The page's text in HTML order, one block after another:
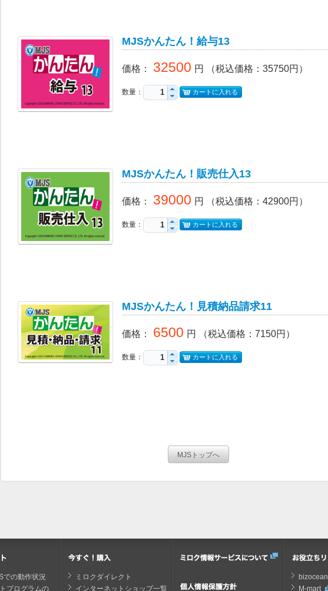
MJSかんたん！給与13
価格 ： 32500 円 （税込価格： 35750円）
数量： カートに入れる
MJSかんたん！販売仕入13
価格 ： 39000 円 （税込価格： 42900円）
数量： カートに入れる
MJSかんたん！見積納品請求11
価格 ： 6500 円 （税込価格： 7150円）
数量： カートに入れる
での動作状況
プログラムの
ミロクダイレクト
インターネットショップ一覧
bizocean
M-mart